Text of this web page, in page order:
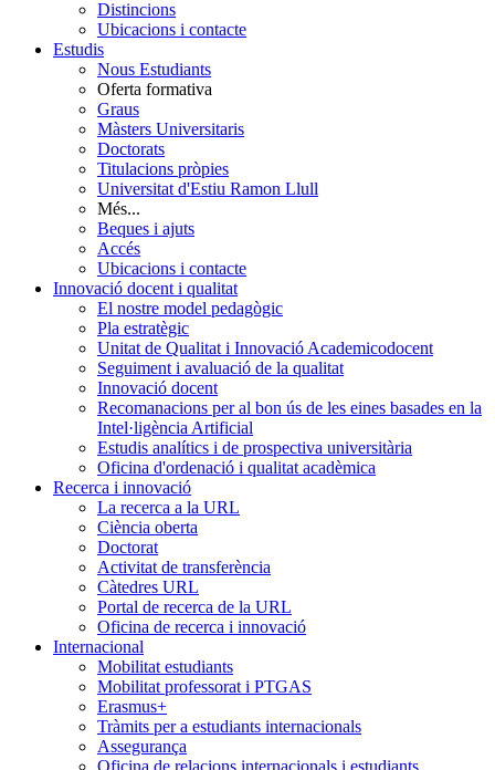
Distincions
Ubicacions i contacte
Estudis
Nous Estudiants
Oferta formativa
Graus
Màsters Universitaris
Doctorats
Titulacions pròpies
Universitat d'Estiu Ramon Llull
Més...
Beques i ajuts
Accés
Ubicacions i contacte
Innovació docent i qualitat
El nostre model pedagògic
Pla estratègic
Unitat de Qualitat i Innovació Academicodocent
Seguiment i avaluació de la qualitat
Innovació docent
Recomanacions per al bon ús de les eines basades en la
Intel·ligència Artificial
Estudis analítics i de prospectiva universitària
Oficina d'ordenació i qualitat acadèmica
Recerca i innovació
La recerca a la URL
Ciència oberta
Doctorat
Activitat de transferència
Càtedres URL
Portal de recerca de la URL
Oficina de recerca i innovació
Internacional
Mobilitat estudiants
Mobilitat professorat i PTGAS
Erasmus+
Tràmits per a estudiants internacionals
Assegurança
Oficina de relacions internacionals i estudiants